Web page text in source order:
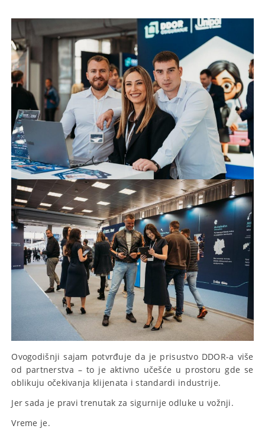
Ovogodišnji sajam potvrđuje da je prisustvo DDOR-a više
od partnerstva – to je aktivno učešće u prostoru gde se
oblikuju očekivanja klijenata i standardi industrije.
Jer sada je pravi trenutak za sigurnije odluke u vožnji.
Vreme je.